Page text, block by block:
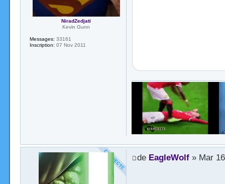
NiradZedjati
Kevin Gunn
Messages: 33161
Inscription: 07 Nov 2011
de EagleWolf» Mar